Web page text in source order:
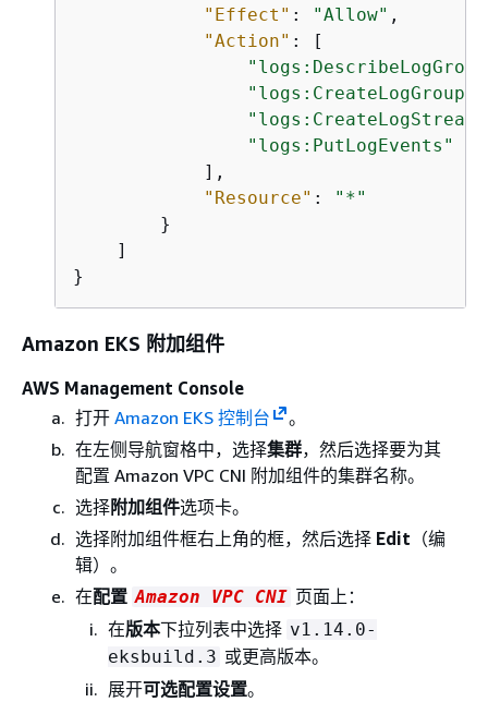
"Effect" : "Allow" ,
"Action" : [
"logs:CreateLogGroup"
"logs:CreateLogStream"
"logs:PutLogEvents"
            ],
"Resource" :
"*"
        }
    ]
}
Amazon EKS 附加组件
AWS Management Console
打开 Amazon EKS 控制台
。
在左侧导航窗格中，选择集群，然后选择要为其
配置 Amazon VPC CNI 附加组件的集群名称。
选择附加组件选项卡。
选择附加组件框右上角的框，然后选择 Edit （编
辑）。
在配置 Amazon VPC CNI 页面上：
在版本下拉列表中选择 v1.14.0-
eksbuild.3 或更高版本。
展开可选配置设置。